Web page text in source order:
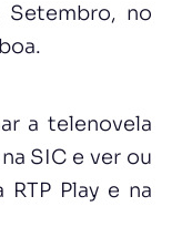
no
a telenovela
SIC e ver ou
Play e na